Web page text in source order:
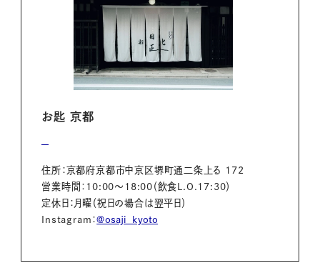
お匙 京都
住所：京都府京都市中京区堺町通二条上る 172
営業時間：10:00～18:00（飲食L.O.17:30）
定休日：月曜（祝日の場合は翌平日）
Instagram：@osaji_kyoto